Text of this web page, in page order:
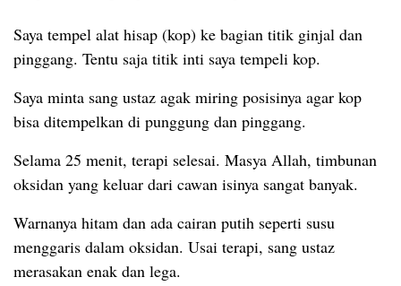
Saya tempel alat hisap (kop) ke bagian titik ginjal dan
pinggang. Tentu saja titik inti saya tempeli kop.
Saya minta sang ustaz agak miring posisinya agar kop
bisa ditempelkan di punggung dan pinggang.
Selama 25 menit, terapi selesai. Masya Allah, timbunan
oksidan yang keluar dari cawan isinya sangat banyak.
Warnanya hitam dan ada cairan putih seperti susu
menggaris dalam oksidan. Usai terapi, sang ustaz
merasakan enak dan lega.